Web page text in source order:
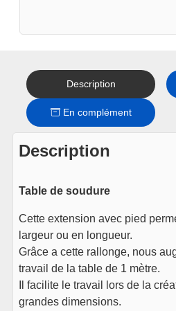
Description
En complément
Description
Table de soudure
Cette extension avec pied
largeur ou en longueur.
Grâce a cette rallonge, nous
travail de la table de 1 mètre.
Il facilite le travail lors de la
grandes dimensions.